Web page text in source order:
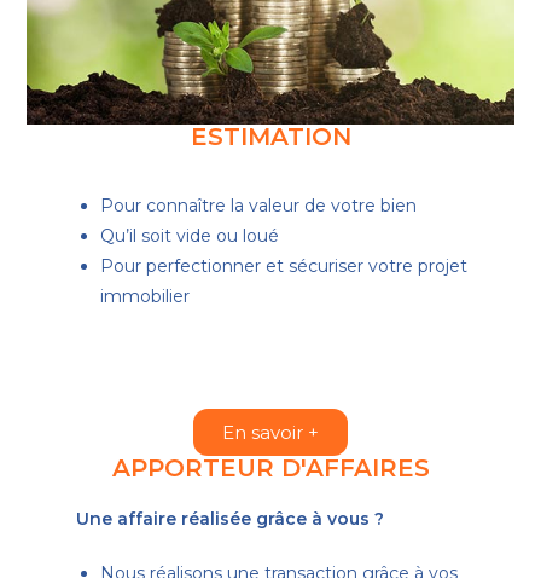
ESTIMATION
Pour connaître la valeur de votre bien
Qu’il soit vide ou loué
Pour perfectionner et sécuriser votre projet
immobilier
En savoir +
APPORTEUR D'AFFAIRES
Une affaire réalisée grâce à vous ?
Nous réalisons une transaction grâce à vos